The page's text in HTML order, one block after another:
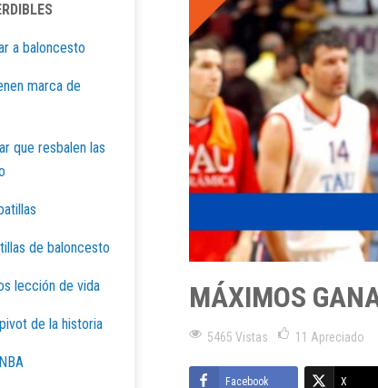
a baloncesto
marca de
que resbalen las
de baloncesto
lección de vida
de la historia
MÁXIMOS
5465 Vistas 11 Apreciado
Facebook X